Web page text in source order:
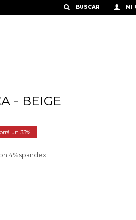
- BEIGE
33
4%spandex